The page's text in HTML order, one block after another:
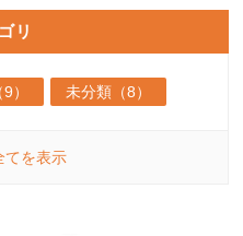
リ
） 未分類（8）
てを表示